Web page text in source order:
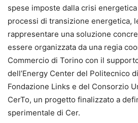
spese imposte dalla crisi
processi di transizione energetica,
rappresentare una soluzione
essere organizzata da una regia
Commercio di Torino con il
dell’Energy Center del Politecnico
Fondazione Links e del Consorzio
CerTo, un progetto finalizzato a
sperimentale di Cer.